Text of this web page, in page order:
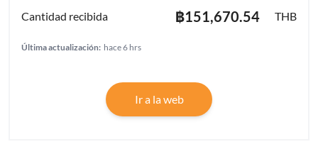
฿151,670.54 THB
Última actualización: hace 6 hrs
Ir a la web